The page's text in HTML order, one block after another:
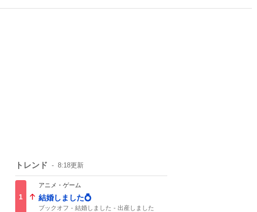
トレンド 8:18更新
1
アニメ・ゲーム
結婚しました💍
ブックオフ 結婚しました
出産しました